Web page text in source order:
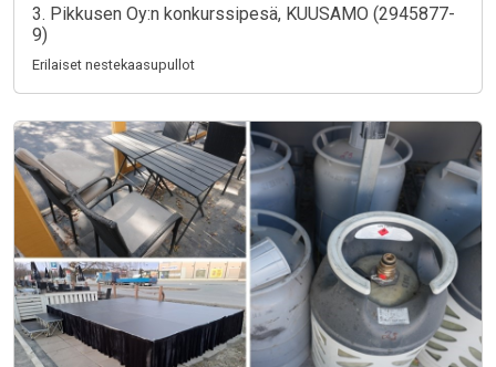
3. Pikkusen Oy:n konkurssipesä, KUUSAMO (2945877-
9)
Erilaiset nestekaasupullot